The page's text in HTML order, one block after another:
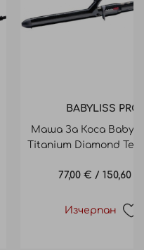
BABYLISS PRO
Маша За Коса
Titanium Diamond
77,00 € /150,60
Изчерпан